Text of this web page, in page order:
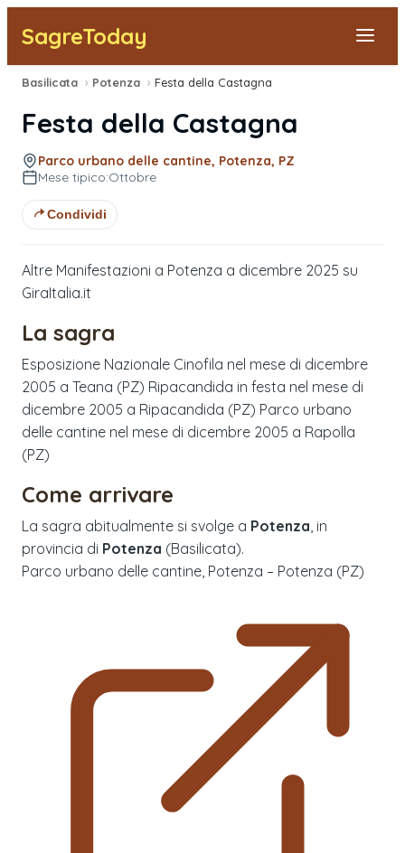
SagreToday
Segnala una sagra
Vicino a Me
Basilicata › Potenza › Festa della Castagna
Festa della Castagna
Parco urbano delle cantine, Potenza, PZ
Mese tipico:Ottobre
Condividi
Altre Manifestazioni a Potenza a dicembre 2025 su
GiraItalia.it
La sagra
Esposizione Nazionale Cinofila nel mese di dicembre
2005 a Teana (PZ) Ripacandida in festa nel mese di
dicembre 2005 a Ripacandida (PZ) Parco urbano
delle cantine nel mese di dicembre 2005 a Rapolla
(PZ)
Come arrivare
La sagra abitualmente si svolge a Potenza , in
provincia di Potenza (Basilicata).
Parco urbano delle cantine, Potenza – Potenza (PZ)